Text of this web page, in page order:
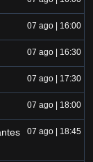
07 ago | 16:00
07 ago | 16:30
07 ago | 17:30
07 ago | 18:00
07 ago | 18:45